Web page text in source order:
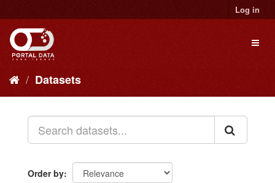
to
content
Log in
Datasets
Order by